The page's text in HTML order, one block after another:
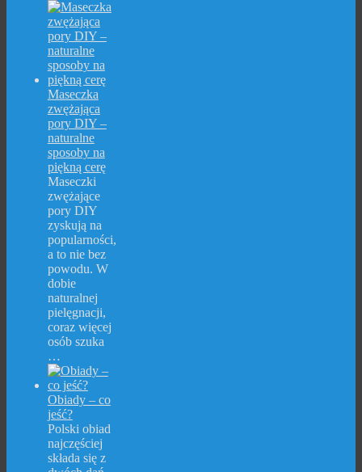
Maseczka
zwężająca
pory DIY –
naturalne
sposoby na
piękną cerę
Maseczki
zwężające
pory DIY
zyskują na
popularności,
a to nie bez
powodu. W
dobie
naturalnej
pielęgnacji,
coraz więcej
osób szuka
…
Obiady – co
jeść?
Polski obiad
najczęściej
składa się z